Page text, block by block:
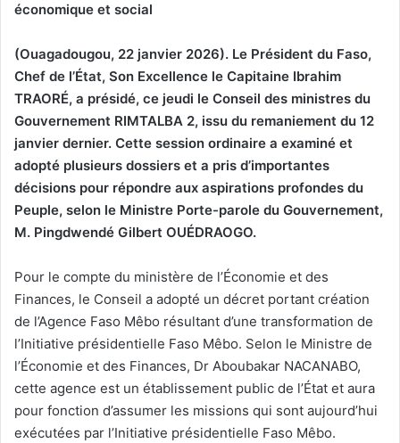
économique et social
(Ouagadougou, 22 janvier 2026). Le Président du Faso,
Chef de l’État, Son Excellence le Capitaine Ibrahim
TRAORÉ, a présidé, ce jeudi le Conseil des ministres du
Gouvernement RIMTALBA 2, issu du remaniement du 12
janvier dernier. Cette session ordinaire a examiné et
adopté plusieurs dossiers et a pris d’importantes
décisions pour répondre aux aspirations profondes du
Peuple, selon le Ministre Porte-parole du Gouvernement,
M. Pingdwendé Gilbert OUÉDRAOGO.
Pour le compte du ministère de l’Économie et des
Finances, le Conseil a adopté un décret portant création
de l’Agence Faso Mêbo résultant d’une transformation de
l’Initiative présidentielle Faso Mêbo. Selon le Ministre de
l’Économie et des Finances, Dr Aboubakar NACANABO,
cette agence est un établissement public de l’État et aura
pour fonction d’assumer les missions qui sont aujourd’hui
exécutées par l’Initiative présidentielle Faso Mêbo.